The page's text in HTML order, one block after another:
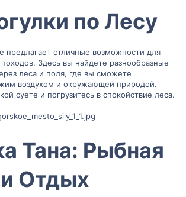
по Лесу​
предлагает отличные возможности для
Здесь вы найдете разнообразные
леса и поля, где вы сможете
воздухом и окружающей природой.
суете и погрузитесь в спокойствие леса.
Тана: Рыбная
Отдых​